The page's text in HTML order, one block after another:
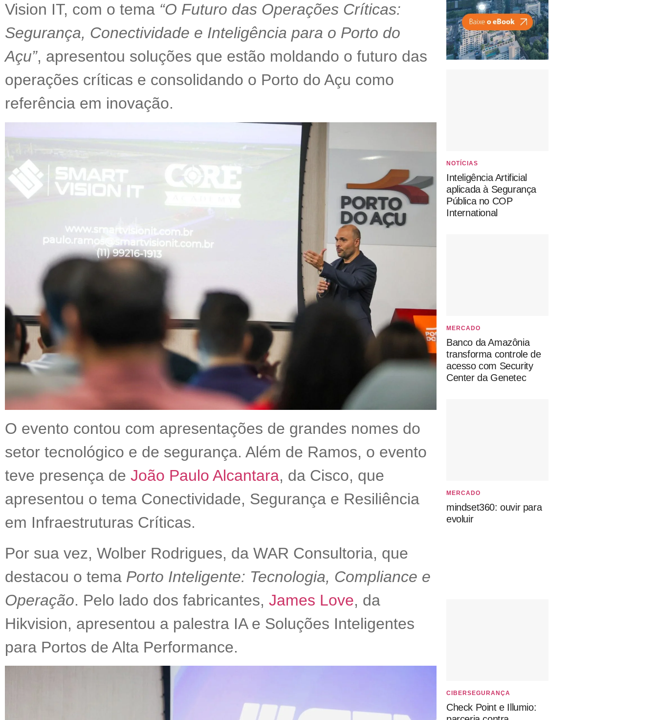
Vision IT, com o tema “O Futuro das Operações Críticas:
Segurança, Conectividade e Inteligência para o Porto do
Açu”, apresentou soluções que estão moldando o futuro das
operações críticas e consolidando o Porto do Açu como
referência em inovação.
O evento contou com apresentações de grandes nomes do
setor tecnológico e de segurança. Além de Ramos, o evento
teve presença de João Paulo Alcantara, da Cisco, que
apresentou o tema Conectividade, Segurança e Resiliência
em Infraestruturas Críticas.
Por sua vez, Wolber Rodrigues, da WAR Consultoria, que
destacou o tema Porto Inteligente: Tecnologia, Compliance e
Operação. Pelo lado dos fabricantes, James Love, da
Hikvision, apresentou a palestra IA e Soluções Inteligentes
para Portos de Alta Performance.
NOTÍCIAS
Inteligência Artificial
aplicada à Segurança
Pública no COP
International
MERCADO
Banco da Amazônia
transforma controle de
acesso com Security
Center da Genetec
MERCADO
mindset360: ouvir para
evoluir
CIBERSEGURANÇA
Check Point e Illumio: